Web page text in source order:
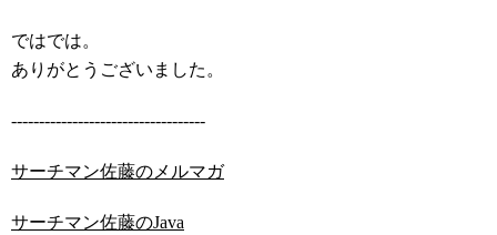
ではでは。
ありがとうございました。
-----------------------------------
サーチマン佐藤のメルマガ
サーチマン佐藤のJava